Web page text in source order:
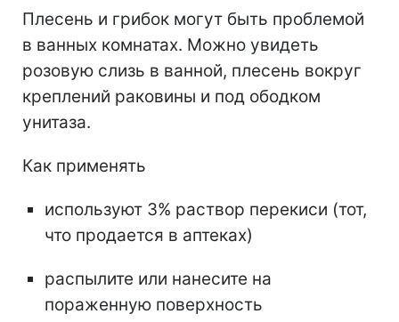
Плесень и грибок могут быть проблемой
в ванных комнатах. Можно увидеть
розовую слизь в ванной, плесень вокруг
креплений раковины и под ободком
унитаза.
Как применять
используют 3% раствор перекиси (тот,
что продается в аптеках)
распылите или нанесите на
пораженную поверхность